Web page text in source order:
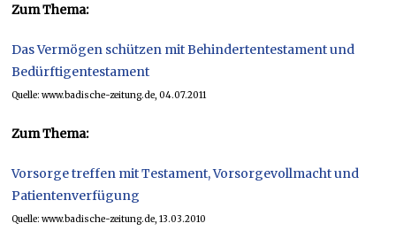
Zum Thema:
Das Vermögen schützen mit Behindertentestament und
Bedürftigentestament
Quelle: www.badische-zeitung.de, 04.07.2011
Zum Thema:
Vorsorge treffen mit Testament, Vorsorgevollmacht und
Patientenverfügung
Quelle: www.badische-zeitung.de, 13.03.2010